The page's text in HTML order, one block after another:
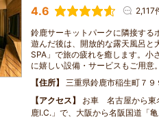
4.6 2,117
鈴鹿サーキットパークに隣接する
遊んだ後は、開放的な露天風呂と
SPA」で旅の疲れを癒します。小
に嬉しい設備・サービスもご用意
住所
三重県鈴鹿市稲生町７９
アクセス
お車 名古屋から東
鹿I.C.」で、大阪から名阪国道「